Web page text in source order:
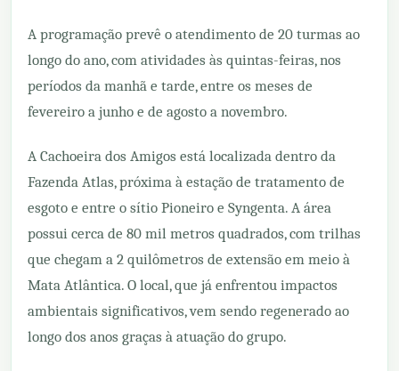
A programação prevê o atendimento de 20 turmas ao
longo do ano, com atividades às quintas-feiras, nos
períodos da manhã e tarde, entre os meses de
fevereiro a junho e de agosto a novembro.
A Cachoeira dos Amigos está localizada dentro da
Fazenda Atlas, próxima à estação de tratamento de
esgoto e entre o sítio Pioneiro e Syngenta. A área
possui cerca de 80 mil metros quadrados, com trilhas
que chegam a 2 quilômetros de extensão em meio à
Mata Atlântica. O local, que já enfrentou impactos
ambientais significativos, vem sendo regenerado ao
longo dos anos graças à atuação do grupo.